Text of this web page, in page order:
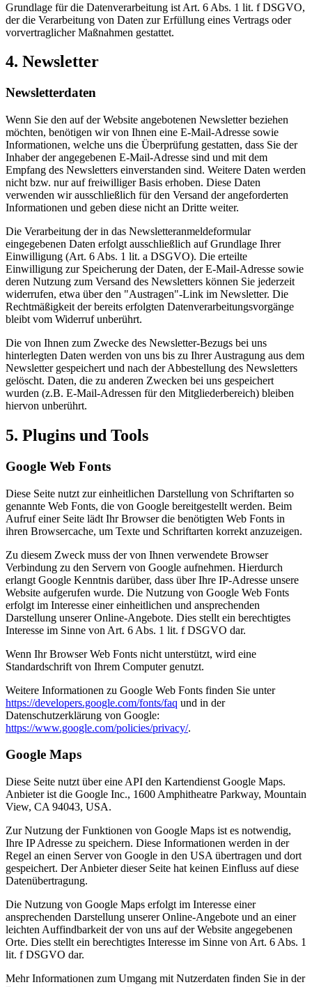
Grundlage für die Datenverarbeitung ist Art. 6 Abs. 1 lit. f DSGVO,
der die Verarbeitung von Daten zur Erfüllung eines Vertrags oder
vorvertraglicher Maßnahmen gestattet.
4. Newsletter
Newsletterdaten
Wenn Sie den auf der Website angebotenen Newsletter beziehen
möchten, benötigen wir von Ihnen eine E-Mail-Adresse sowie
Informationen, welche uns die Überprüfung gestatten, dass Sie der
Inhaber der angegebenen E-Mail-Adresse sind und mit dem
Empfang des Newsletters einverstanden sind. Weitere Daten werden
nicht bzw. nur auf freiwilliger Basis erhoben. Diese Daten
verwenden wir ausschließlich für den Versand der angeforderten
Informationen und geben diese nicht an Dritte weiter.
Die Verarbeitung der in das Newsletteranmeldeformular
eingegebenen Daten erfolgt ausschließlich auf Grundlage Ihrer
Einwilligung (Art. 6 Abs. 1 lit. a DSGVO). Die erteilte
Einwilligung zur Speicherung der Daten, der E-Mail-Adresse sowie
deren Nutzung zum Versand des Newsletters können Sie jederzeit
widerrufen, etwa über den "Austragen"-Link im Newsletter. Die
Rechtmäßigkeit der bereits erfolgten Datenverarbeitungsvorgänge
bleibt vom Widerruf unberührt.
Die von Ihnen zum Zwecke des Newsletter-Bezugs bei uns
hinterlegten Daten werden von uns bis zu Ihrer Austragung aus dem
Newsletter gespeichert und nach der Abbestellung des Newsletters
gelöscht. Daten, die zu anderen Zwecken bei uns gespeichert
wurden (z.B. E-Mail-Adressen für den Mitgliederbereich) bleiben
hiervon unberührt.
5. Plugins und Tools
Google Web Fonts
Diese Seite nutzt zur einheitlichen Darstellung von Schriftarten so
genannte Web Fonts, die von Google bereitgestellt werden. Beim
Aufruf einer Seite lädt Ihr Browser die benötigten Web Fonts in
ihren Browsercache, um Texte und Schriftarten korrekt anzuzeigen.
Zu diesem Zweck muss der von Ihnen verwendete Browser
Verbindung zu den Servern von Google aufnehmen. Hierdurch
erlangt Google Kenntnis darüber, dass über Ihre IP-Adresse unsere
Website aufgerufen wurde. Die Nutzung von Google Web Fonts
erfolgt im Interesse einer einheitlichen und ansprechenden
Darstellung unserer Online-Angebote. Dies stellt ein berechtigtes
Interesse im Sinne von Art. 6 Abs. 1 lit. f DSGVO dar.
Wenn Ihr Browser Web Fonts nicht unterstützt, wird eine
Standardschrift von Ihrem Computer genutzt.
Weitere Informationen zu Google Web Fonts finden Sie unter
https://developers.google.com/fonts/faq und in der
Datenschutzerklärung von Google:
https://www.google.com/policies/privacy/.
Google Maps
Diese Seite nutzt über eine API den Kartendienst Google Maps.
Anbieter ist die Google Inc., 1600 Amphitheatre Parkway, Mountain
View, CA 94043, USA.
Zur Nutzung der Funktionen von Google Maps ist es notwendig,
Ihre IP Adresse zu speichern. Diese Informationen werden in der
Regel an einen Server von Google in den USA übertragen und dort
gespeichert. Der Anbieter dieser Seite hat keinen Einfluss auf diese
Datenübertragung.
Die Nutzung von Google Maps erfolgt im Interesse einer
ansprechenden Darstellung unserer Online-Angebote und an einer
leichten Auffindbarkeit der von uns auf der Website angegebenen
Orte. Dies stellt ein berechtigtes Interesse im Sinne von Art. 6 Abs. 1
lit. f DSGVO dar.
Mehr Informationen zum Umgang mit Nutzerdaten finden Sie in der